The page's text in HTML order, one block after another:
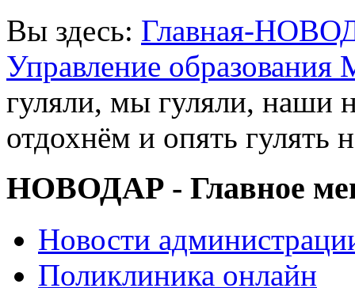
Вы здесь: Главная-
Управление
гуляли, мы гуляли, наши
отдохнём и опять гулять
НОВОДАР - Главное
Новости
Поликлиника онлайн